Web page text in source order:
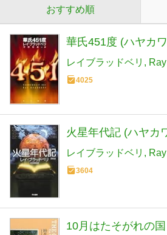
おすすめ順
華氏451度 (ハヤカ
レイブラッドベリ
4025
火星年代記 (ハヤカ
レイブラッドベリ
3604
10月はたそがれの